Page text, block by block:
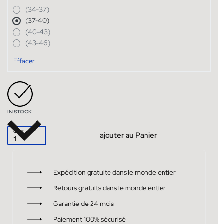
(34-37)
(37-40)
(40-43)
(43-46)
Effacer
IN STOCK
QTY ajouter au Panier
Expédition gratuite dans le monde entier
Retours gratuits dans le monde entier
Garantie de 24 mois
Paiement 100% sécurisé